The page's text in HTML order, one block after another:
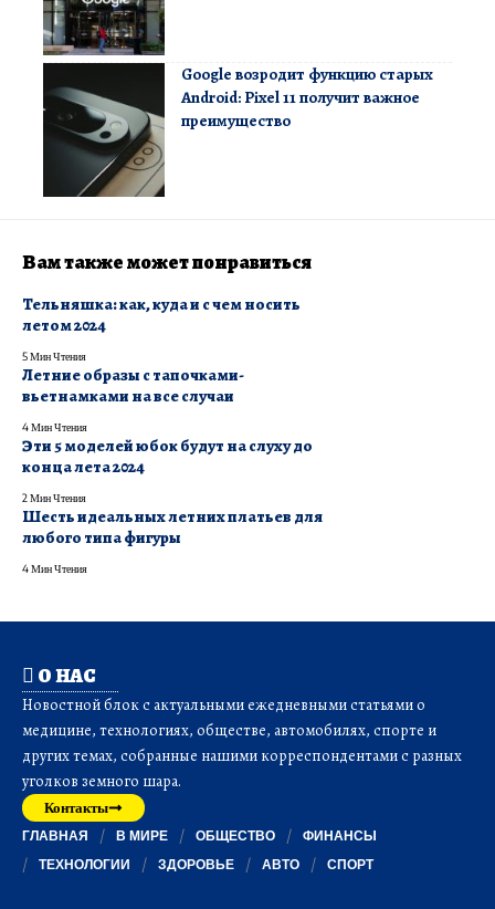
Google возродит функцию старых
Android: Pixel 11 получит важное
преимущество
Вам также может понравиться
Тельняшка: как, куда и с чем носить
летом 2024
5 Мин Чтения
Летние образы с тапочками-
вьетнамками на все случаи
4 Мин Чтения
Эти 5 моделей юбок будут на слуху до
конца лета 2024
2 Мин Чтения
Шесть идеальных летних платьев для
любого типа фигуры
4 Мин Чтения
О НАС
Новостной блок с актуальными ежедневными статьями о
медицине, технологиях, обществе, автомобилях, спорте и
других темах, собранные нашими корреспондентами с разных
уголков земного шара.
Контакты
ГЛАВНАЯ В МИРЕ ОБЩЕСТВО
ФИНАНСЫ
ТЕХНОЛОГИИ
ЗДОРОВЬЕ АВТО СПОРТ